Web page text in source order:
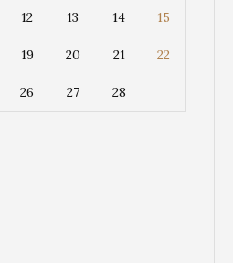
12 13 14 15
19 20 21 22
26 27 28